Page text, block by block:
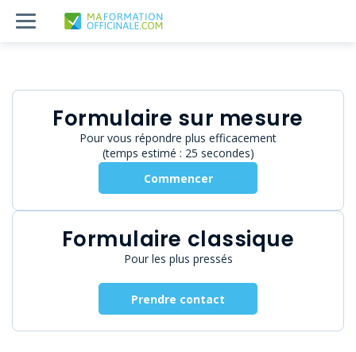
Formulaire sur mesure
Pour vous répondre plus efficacement
(temps estimé : 25 secondes)
Commencer
Formulaire classique
Pour les plus pressés
Prendre contact